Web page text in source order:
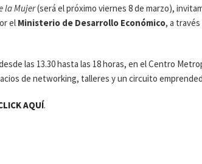
la Mujer(será el próximo viernes 8 de marzo),
el Ministerio de Desarrollo Económico, a través
las 13.30 hasta las 18 horas, en el Centro
de networking, talleres y un circuito
AQUÍ.